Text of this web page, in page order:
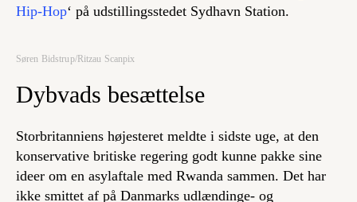
Hip-Hop‘ på udstillingsstedet Sydhavn Station.
Søren Bidstrup/Ritzau Scanpix
Dybvads besættelse
Storbritanniens højesteret meldte i sidste uge, at den
konservative britiske regering godt kunne pakke sine
ideer om en asylaftale med Rwanda sammen. Det har
ikke smittet af på Danmarks udlændinge- og